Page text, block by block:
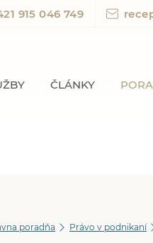
915 046 749
ČLÁNKY
poradňa Právo v podnikaní